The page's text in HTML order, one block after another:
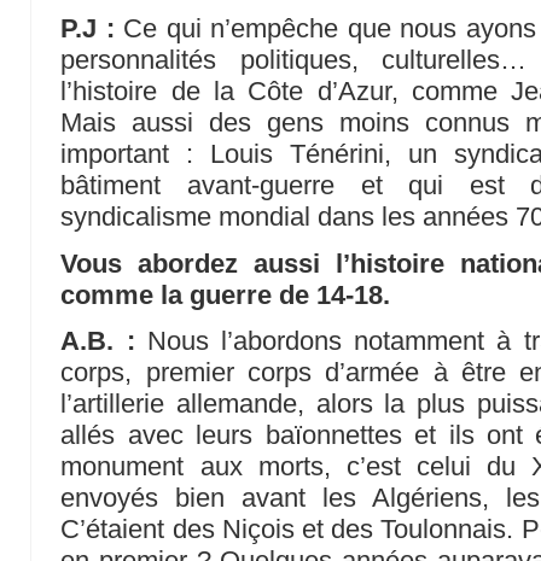
P.J : Ce qui n’empêche que nous
personnalités politiques,
l’histoire de la Côte d’Azur, comme
Mais aussi des gens moins connus
important : Louis Ténérini, un
bâtiment avant-guerre et qui est
syndicalisme mondial dans les années
Vous abordez aussi l’histoire
comme la guerre de 14-18.
A.B. : Nous l’abordons notamment à
corps, premier corps d’armée à être
l’artillerie allemande, alors la plus
allés avec leurs baïonnettes et ils ont
monument aux morts, c’est celui
envoyés bien avant les Algériens,
C’étaient des Niçois et des Toulonnais.